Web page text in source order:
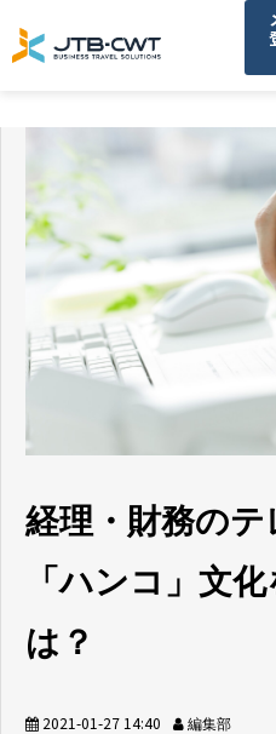
ソリュー
導入
セミナー/
コ
お知
よくあ
経理・財務の
「ハンコ」文
は？
2021-01-27 14:40 編集部